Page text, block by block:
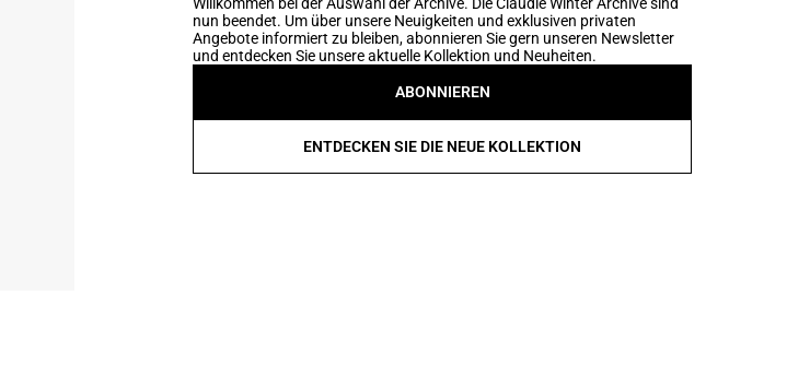
nun beendet. Um über unsere Neuigkeiten und exklusiven privaten
Angebote informiert zu bleiben, abonnieren Sie gern unseren Newsletter
und entdecken Sie unsere aktuelle Kollektion und Neuheiten.
ABONNIEREN
ENTDECKEN SIE DIE NEUE KOLLEKTION